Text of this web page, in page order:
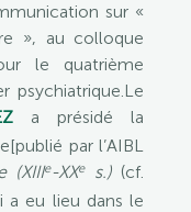
sur «
», au colloque
le quatrième
psychiatrique.Le
a présidé la
par l’AIBL
(XIIIe-XXes.)(cf.
a eu lieu dans le